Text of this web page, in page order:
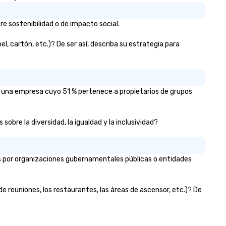
Haunted Past with Your
you and your team will
and spooky event.
sostenibilidad o de impacto social.
cartón, etc.)? De ser así, describa su estrategia para
empresa cuyo 51 % pertenece a propietarios de grupos
la diversidad, la igualdad y la inclusividad?
organizaciones gubernamentales públicas o entidades
reuniones, los restaurantes, las áreas de ascensor, etc.)? De